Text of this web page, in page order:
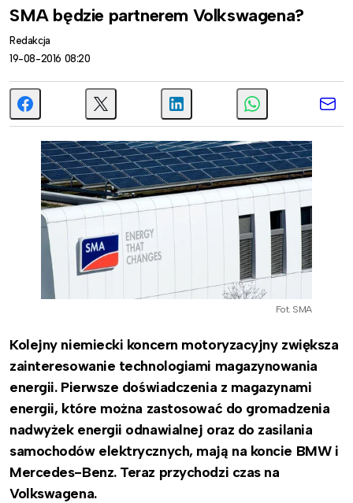
SMA będzie partnerem Volkswagena?
Redakcja
19-08-2016 08:20
Fot. SMA
Kolejny niemiecki koncern motoryzacyjny zwiększa
zainteresowanie technologiami magazynowania
energii. Pierwsze doświadczenia z magazynami
energii, które można zastosować do gromadzenia
nadwyżek energii odnawialnej oraz do zasilania
samochodów elektrycznych, mają na koncie BMW i
Mercedes-Benz. Teraz przychodzi czas na
Volkswagena.